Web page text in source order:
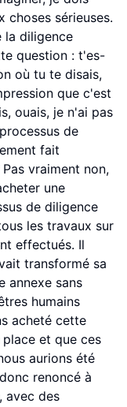
choses sérieuses.
la diligence
question : t'es-
où tu te disais,
que c'est
ouais, je n'ai pas
de
fait
vraiment non,
une
de diligence
les travaux sur
effectués. Il
transformé sa
annexe sans
humains
acheté cette
et que ces
aurions été
renoncé à
avec des